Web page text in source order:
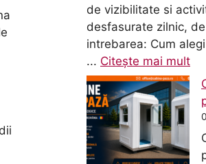
de vizibilitate si
desfasurate zilnic,
intrebarea: Cum
... Citește mai mult